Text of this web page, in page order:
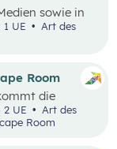
Room
die
Ziel ist
und
UE
Room
sowie in
Dabei
von
ein
UE